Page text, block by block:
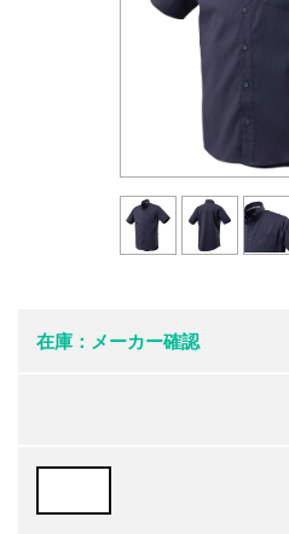
在庫：メーカー確認